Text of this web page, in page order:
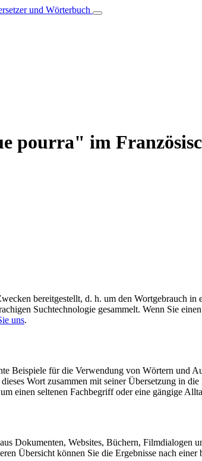
und Wörterbuch
pourra" im
bereitgestellt, d. h. um den Wortgebrauch in
Suchtechnologie gesammelt. Wenn Sie
uns.
für die Verwendung von Wörtern und
Wort zusammen mit seiner Übersetzung in
einen seltenen Fachbegriff oder eine gängige
Dokumenten, Websites, Büchern, Filmdialogen
Übersicht können Sie die Ergebnisse nach